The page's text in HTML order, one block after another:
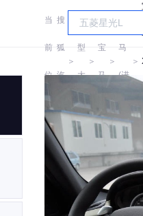
当
前
位
置:
搜
狐
汽
＞
车
型
大
全
＞
宝
马
＞
宝
马
(进
＞